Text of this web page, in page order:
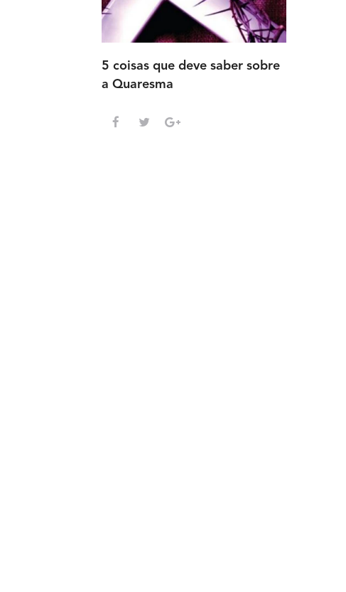
5 coisas que deve saber sobre
a Quaresma